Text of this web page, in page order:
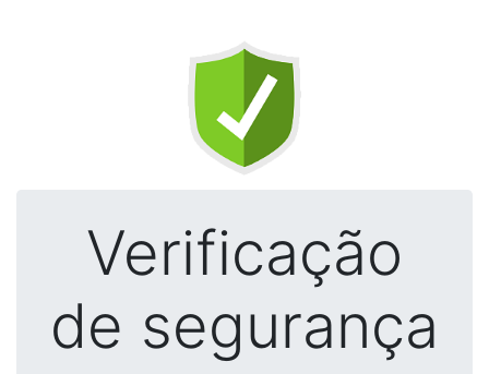
Verificação
de segurança